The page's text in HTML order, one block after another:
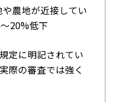
や農地が近接してい
20%低下
定に明記されてい
際の審査では強く